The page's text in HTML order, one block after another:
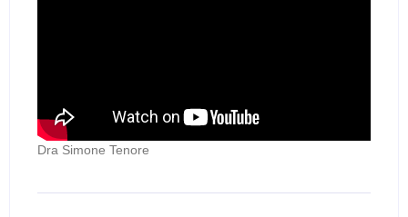
Dra Simone Tenore